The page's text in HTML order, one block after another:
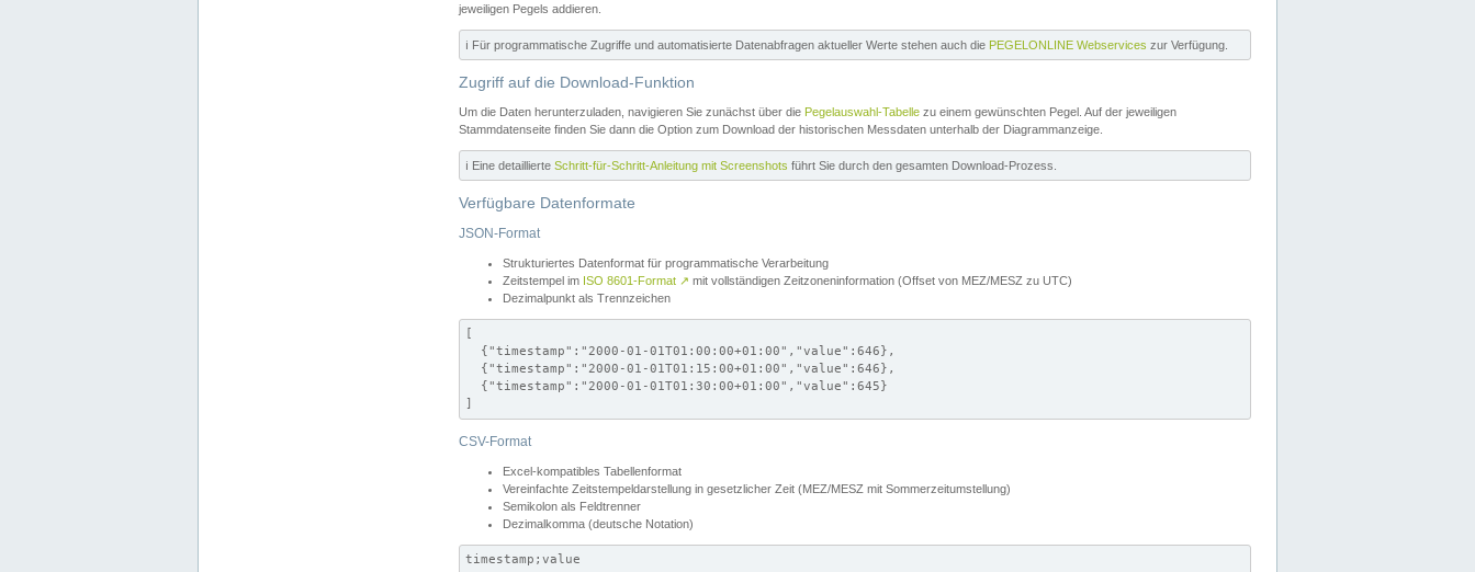
jeweiligen Pegels addieren.
ℹ️ Für programmatische Zugriffe und automatisierte Datenabfragen aktueller Werte stehen auch die PEGELONLINE Webservices zur Verfügung.
Zugriff auf die Download-Funktion
Um die Daten herunterzuladen, navigieren Sie zunächst über die Pegelauswahl-Tabelle zu einem gewünschten Pegel. Auf der jeweiligen
Stammdatenseite finden Sie dann die Option zum Download der historischen Messdaten unterhalb der Diagrammanzeige.
ℹ️ Eine detaillierte Schritt-für-Schritt-Anleitung mit Screenshots führt Sie durch den gesamten Download-Prozess.
Verfügbare Datenformate
JSON-Format
Strukturiertes Datenformat für programmatische Verarbeitung
Zeitstempel im ISO 8601-Format ↗ mit vollständigen Zeitzoneninformation (Offset von MEZ/MESZ zu UTC)
Dezimalpunkt als Trennzeichen
[
  {"timestamp":"2000-01-01T01:00:00+01:00","value":646},
  {"timestamp":"2000-01-01T01:15:00+01:00","value":646},
  {"timestamp":"2000-01-01T01:30:00+01:00","value":645}
]
CSV-Format
Excel-kompatibles Tabellenformat
Vereinfachte Zeitstempeldarstellung in gesetzlicher Zeit (MEZ/MESZ mit Sommerzeitumstellung)
Semikolon als Feldtrenner
Dezimalkomma (deutsche Notation)
timestamp;value